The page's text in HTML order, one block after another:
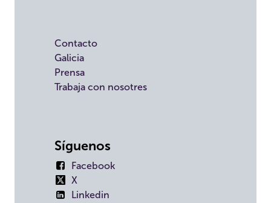
Contacto
Galicia
Prensa
Trabaja con nosotres
Síguenos
Facebook
X
Linkedin